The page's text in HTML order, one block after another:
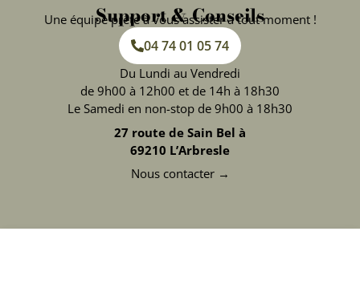
Support & Conseils
Une équipe prête à vous assister à tout moment !
04 74 01 05 74
Du Lundi au Vendredi
de 9h00 à 12h00 et de 14h à 18h30
Le Samedi en non-stop de 9h00 à 18h30
27 route de Sain Bel à
69210 L’Arbresle
Nous contacter →